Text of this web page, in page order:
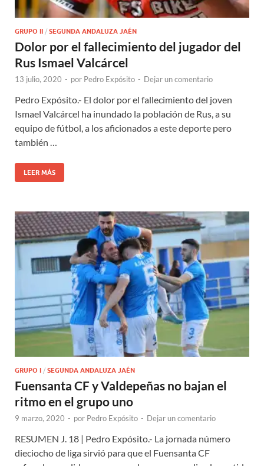
GRUPO II / SEGUNDA ANDALUZA JAÉN
Dolor por el fallecimiento del jugador del
Rus Ismael Valcárcel
13 julio, 2020 - por Pedro Expósito - Dejar un comentario
Pedro Expósito.- El dolor por el fallecimiento del joven
Ismael Valcárcel ha inundado la población de Rus, a su
equipo de fútbol, a los aficionados a este deporte pero
también …
LEER MÁS
GRUPO I / SEGUNDA ANDALUZA JAÉN
Fuensanta CF y Valdepeñas no bajan el
ritmo en el grupo uno
9 marzo, 2020 - por Pedro Expósito - Dejar un comentario
RESUMEN J. 18 | Pedro Expósito.- La jornada número
dieciocho de liga sirvió para que el Fuensanta CF